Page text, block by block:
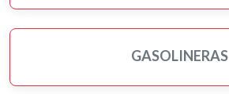
GASOLINERAS